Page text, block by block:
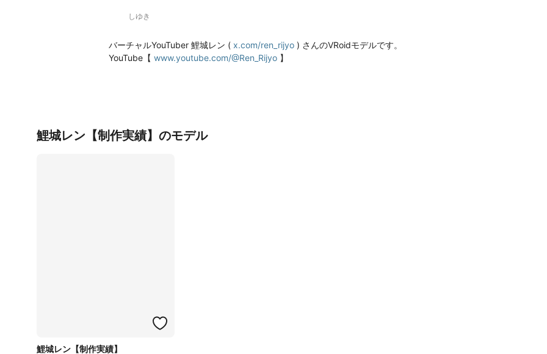
しゆき
バーチャルYouTuber 鯉城レン ( x.com/ren_rijyo ) さんのVRoidモデルです。
YouTube【 www.youtube.com/@Ren_Rijyo 】
鯉城レン【制作実績】のモデル
鯉城レン【制作実績】